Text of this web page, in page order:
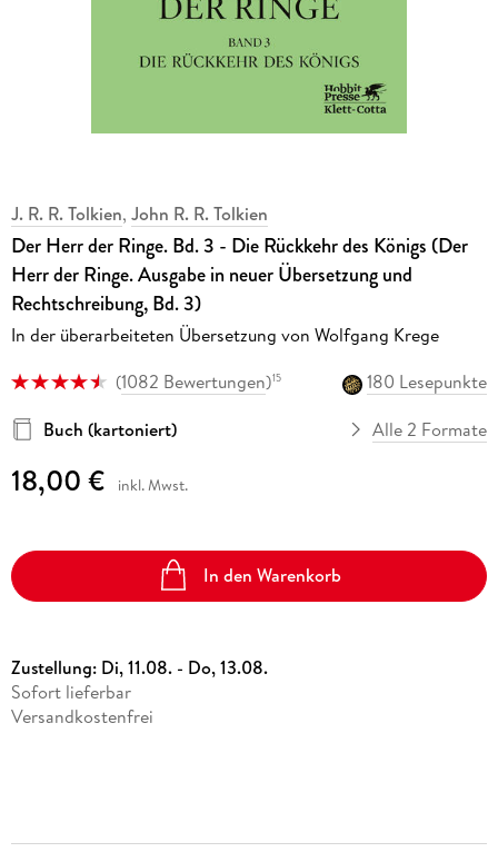
J. R. R. Tolkien, John R. R. Tolkien
Der Herr der Ringe. Bd. 3 - Die Rückkehr des Königs (Der
Herr der Ringe. Ausgabe in neuer Übersetzung und
Rechtschreibung, Bd. 3)
In der überarbeiteten Übersetzung von Wolfgang Krege
(1082 Bewertungen)15
180 Lesepunkte
Buch (kartoniert)
Alle 2 Formate
18,00 € inkl. Mwst.
In den Warenkorb
Zustellung: Di, 11.08. - Do, 13.08.
Sofort lieferbar
Versandkostenfrei